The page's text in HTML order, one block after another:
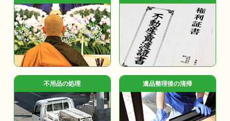
不用品の処理 遺品整理後の清掃